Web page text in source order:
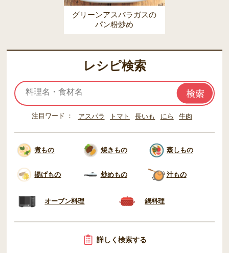
グリーンアスパラガスの
パン粉炒め
レシピ検索
注目ワード アスパラ トマト 長いも にら 牛肉
煮もの 焼きもの 蒸しもの
揚げもの 炒めもの 汁もの
オーブン料理 鍋料理
詳しく検索する